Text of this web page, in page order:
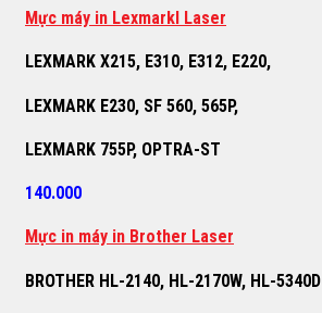
Mực máy in Lexmarkl Laser
LEXMARK X215, E310, E312, E220,
LEXMARK E230, SF 560, 565P,
LEXMARK 755P, OPTRA-ST
140.000
Mực in máy in Brother Laser
BROTHER HL-2140, HL-2170W, HL-5340D